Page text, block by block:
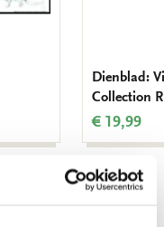
Dienblad:
Collection
€ 19,99